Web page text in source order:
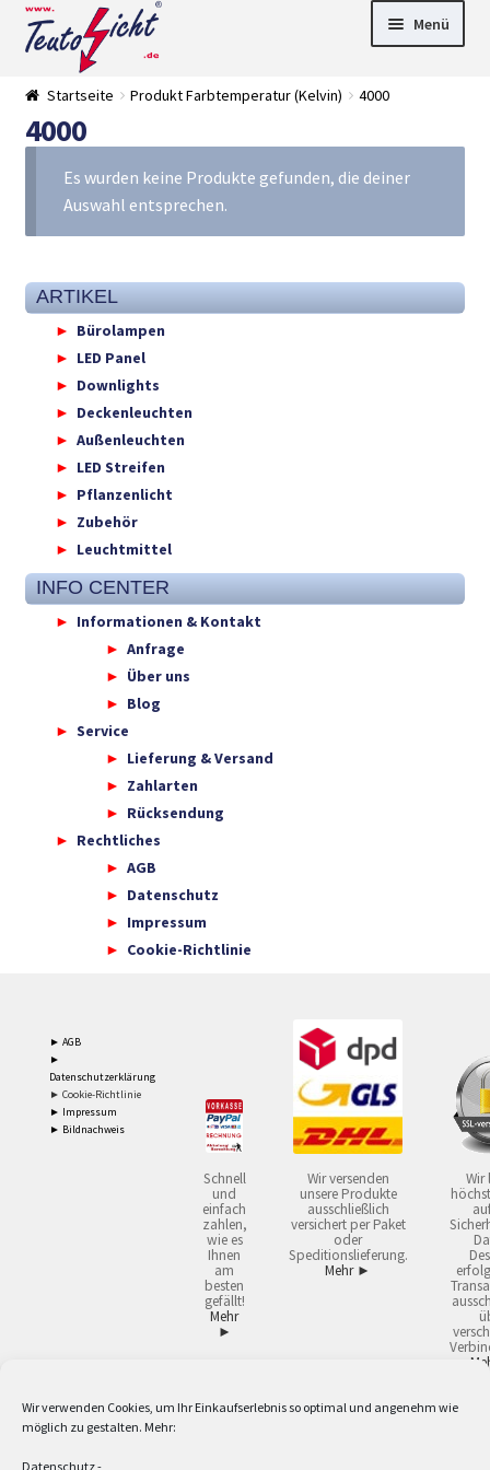
Wir verwenden Cookies, um Ihr Einkaufserlebnis so optimal und angenehm wie
möglich zu gestalten. Mehr:
Datenschutz-
Zur
Navigation
springen
Springe
zum
Menü
►
t
Downlights
►
Deckenleuch
►
►
Versandarten
► Zahlarten
Startseite Produkt Farbtemperatur (Kelvin) 4000
4000
Es wurden keine Produkte gefunden, die deiner
Auswahl entsprechen.
ARTIKEL
Bürolampen
LED Panel
Downlights
Deckenleuchten
Außenleuchten
LED Streifen
Pflanzenlicht
Zubehör
Leuchtmittel
INFO CENTER
Informationen & Kontakt
Anfrage
Über uns
Blog
Service
Lieferung & Versand
Zahlarten
Rücksendung
Rechtliches
AGB
Datenschutz
Impressum
Cookie-Richtlinie
► AGB
►
Datenschutzerklärung
► Cookie-Richtlinie
► Impressum
► Bildnachweis
Schnell
und
einfach
zahlen,
wie es
Ihnen
am
besten
gefällt!
Mehr
►
Wir versenden
unsere Produkte
ausschließlich
versichert per Paket
oder
Speditionslieferung.
Mehr ►
Wir
2 Lieferzeiten gelten mit Express-24.
Versandkostenfrei ab 59,90 € Nettowarenwert. Inseln ausgenommen. Unsere